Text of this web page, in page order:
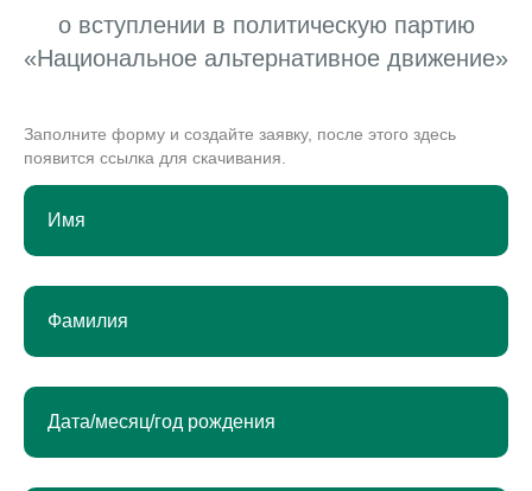
о вступлении в политическую партию
«Национальное альтернативное движение»
Заполните форму и создайте заявку, после этого здесь
появится ссылка для скачивания.
cerere